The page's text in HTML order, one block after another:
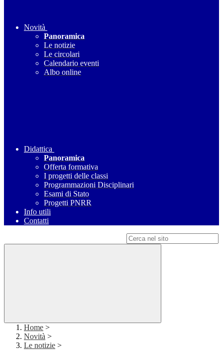
Novità
Panoramica
Le notizie
Le circolari
Calendario eventi
Albo online
Didattica
Panoramica
Offerta formativa
I progetti delle classi
Programmazioni Disciplinari
Esami di Stato
Progetti PNRR
Info utili
Contatti
Home >
Novità >
Le notizie >